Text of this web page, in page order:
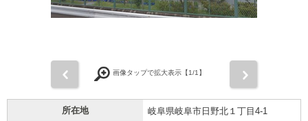
画像タップで拡大表示【1/1】
所在地 岐阜県岐阜市日野北１丁目4-1